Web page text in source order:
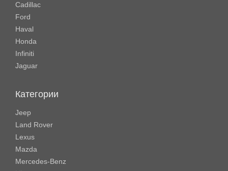
Cadillac
Ford
Haval
Honda
Infiniti
Jaguar
Категории
Jeep
Land Rover
Lexus
Mazda
Mercedes-Benz